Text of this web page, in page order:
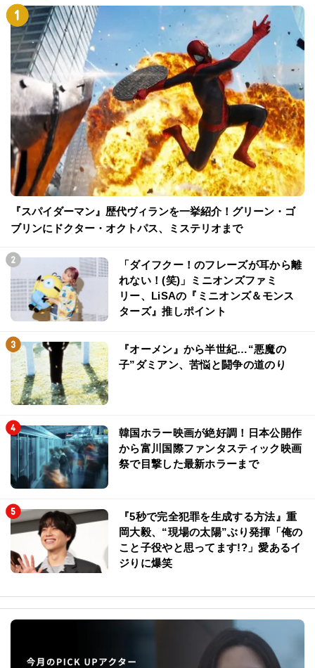
『スパイダーマン』歴代ヴィランを一挙紹介！グリーン・ゴ
ブリンにドクター・オクトパス、ミステリオまで
「ダイフクー！のフレーズが耳から離
れない！(笑)」ミニオンズファミ
リー、LiSAの『ミニオンズ＆モンス
ターズ』推しポイント
『オーメン』から半世紀…“悪魔の
子”ダミアン、苦悩と闘争の道のり
韓国ホラー映画が絶好調！日本公開作
から富川国際ファンタスティック映画
祭で目撃した最新ホラーまで
『5秒で完全犯罪を生成する方法』重
岡大毅、“現場の太陽”ぶり発揮「俺の
こと子役やと思ってます!?」愛あるイ
ジりに爆笑